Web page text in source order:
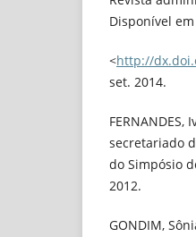
Disponível em
<http://
set. 2014.
secretariado
do Simpósio
2012.
GONDIM,